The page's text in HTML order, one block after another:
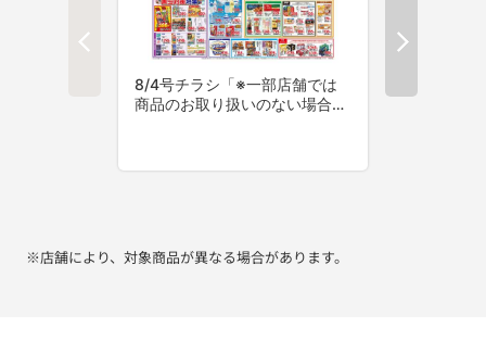
※店舗により、対象商品が異なる場合があります。